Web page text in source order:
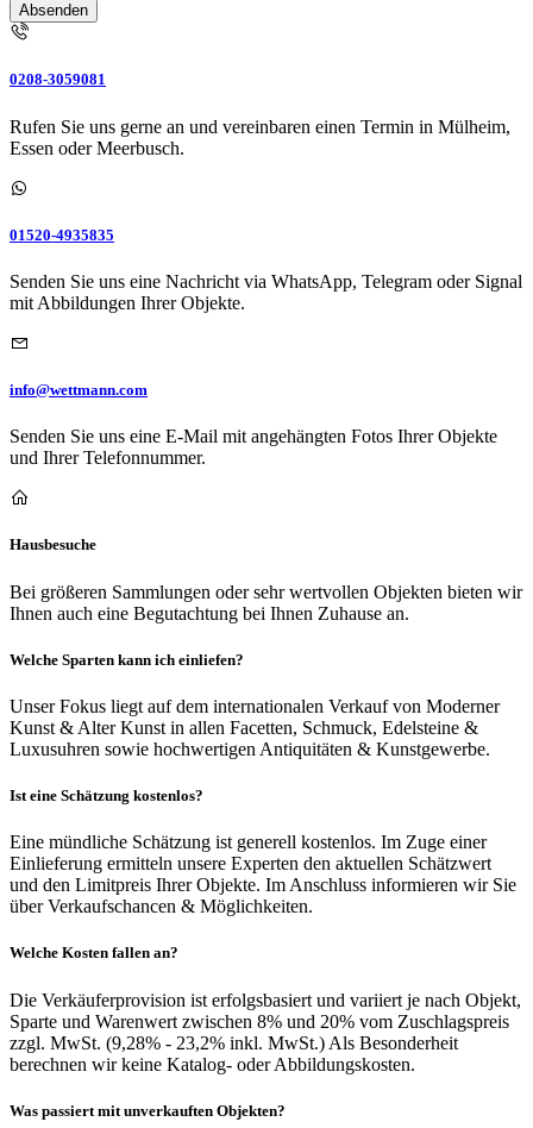
Absenden
0208-3059081
Rufen Sie uns gerne an und vereinbaren einen Termin in Mülheim,
Essen oder Meerbusch.
01520-4935835
Senden Sie uns eine Nachricht via WhatsApp, Telegram oder Signal
mit Abbildungen Ihrer Objekte.
info@wettmann.com
Senden Sie uns eine E-Mail mit angehängten Fotos Ihrer Objekte
und Ihrer Telefonnummer.
Hausbesuche
Bei größeren Sammlungen oder sehr wertvollen Objekten bieten wir
Ihnen auch eine Begutachtung bei Ihnen Zuhause an.
Welche Sparten kann ich einliefen?
Unser Fokus liegt auf dem internationalen Verkauf von Moderner
Kunst & Alter Kunst in allen Facetten, Schmuck, Edelsteine &
Luxusuhren sowie hochwertigen Antiquitäten & Kunstgewerbe.
Ist eine Schätzung kostenlos?
Eine mündliche Schätzung ist generell kostenlos. Im Zuge einer
Einlieferung ermitteln unsere Experten den aktuellen Schätzwert
und den Limitpreis Ihrer Objekte. Im Anschluss informieren wir Sie
über Verkaufschancen & Möglichkeiten.
Welche Kosten fallen an?
Die Verkäuferprovision ist erfolgsbasiert und variiert je nach Objekt,
Sparte und Warenwert zwischen 8% und 20% vom Zuschlagspreis
zzgl. MwSt. (9,28% - 23,2% inkl. MwSt.) Als Besonderheit
berechnen wir keine Katalog- oder Abbildungskosten.
Was passiert mit unverkauften Objekten?